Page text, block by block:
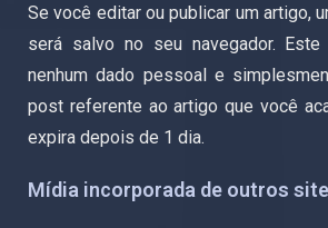
Se você editar ou publicar um artigo,
será salvo no seu navegador.
nenhum dado pessoal e
post referente ao artigo que você
expira depois de 1 dia.
Mídia incorporada de outros